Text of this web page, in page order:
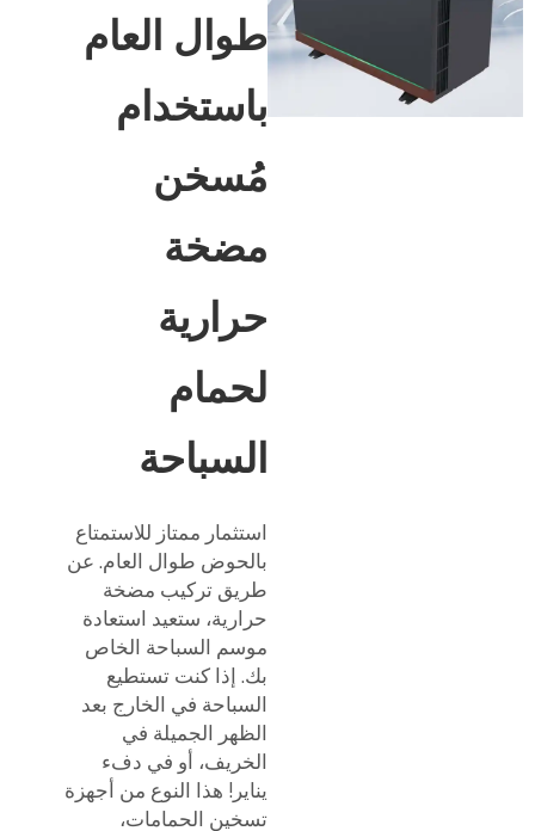
طوال العام
باستخدام
مُسخن
مضخة
حرارية
لحمام
السباحة
استثمار ممتاز للاستمتاع
بالحوض طوال العام. عن
طريق تركيب مضخة
حرارية، ستعيد استعادة
موسم السباحة الخاص
بك. إذا كنت تستطيع
السباحة في الخارج بعد
الظهر الجميلة في
الخريف، أو في دفء
يناير! هذا النوع من أجهزة
تسخين الحمامات،